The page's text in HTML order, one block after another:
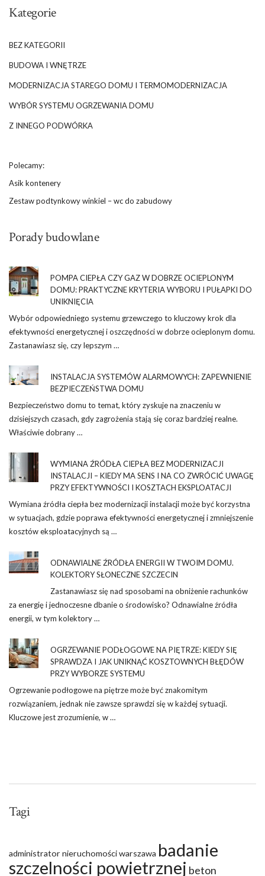
Kategorie
BEZ KATEGORII
BUDOWA I WNĘTRZE
MODERNIZACJA STAREGO DOMU I TERMOMODERNIZACJA
WYBÓR SYSTEMU OGRZEWANIA DOMU
Z INNEGO PODWÓRKA
Polecamy:
Asik kontenery
Zestaw podtynkowy winkiel – wc do zabudowy
Porady budowlane
POMPA CIEPŁA CZY GAZ W DOBRZE OCIEPLONYM
DOMU: PRAKTYCZNE KRYTERIA WYBORU I PUŁAPKI DO
UNIKNIĘCIA
Wybór odpowiedniego systemu grzewczego to kluczowy krok dla
efektywności energetycznej i oszczędności w dobrze ocieplonym domu.
Zastanawiasz się, czy lepszym …
INSTALACJA SYSTEMÓW ALARMOWYCH: ZAPEWNIENIE
BEZPIECZEŃSTWA DOMU
Bezpieczeństwo domu to temat, który zyskuje na znaczeniu w
dzisiejszych czasach, gdy zagrożenia stają się coraz bardziej realne.
Właściwie dobrany …
WYMIANA ŹRÓDŁA CIEPŁA BEZ MODERNIZACJI
INSTALACJI – KIEDY MA SENS I NA CO ZWRÓCIĆ UWAGĘ
PRZY EFEKTYWNOŚCI I KOSZTACH EKSPLOATACJI
Wymiana źródła ciepła bez modernizacji instalacji może być korzystna
w sytuacjach, gdzie poprawa efektywności energetycznej i zmniejszenie
kosztów eksploatacyjnych są …
ODNAWIALNE ŹRÓDŁA ENERGII W TWOIM DOMU.
KOLEKTORY SŁONECZNE SZCZECIN
Zastanawiasz się nad sposobami na obniżenie rachunków
za energię i jednoczesne dbanie o środowisko? Odnawialne źródła
energii, w tym kolektory …
OGRZEWANIE PODŁOGOWE NA PIĘTRZE: KIEDY SIĘ
SPRAWDZA I JAK UNIKNĄĆ KOSZTOWNYCH BŁĘDÓW
PRZY WYBORZE SYSTEMU
Ogrzewanie podłogowe na piętrze może być znakomitym
rozwiązaniem, jednak nie zawsze sprawdzi się w każdej sytuacji.
Kluczowe jest zrozumienie, w …
Tagi
administrator nieruchomości warszawa badanie
szczelności powietrznej beton